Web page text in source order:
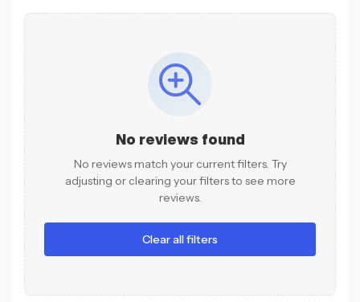
No reviews found
No reviews match your current filters. Try
adjusting or clearing your filters to see more
reviews.
Clear all filters